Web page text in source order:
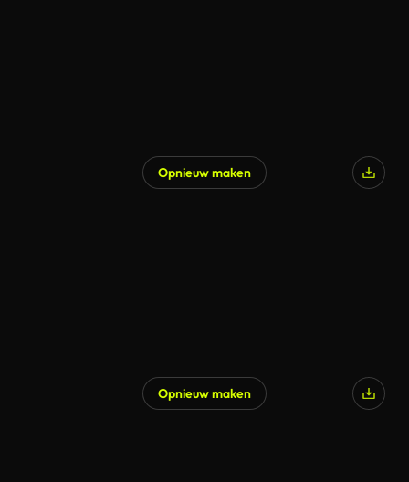
Opnieuw maken
Opnieuw maken